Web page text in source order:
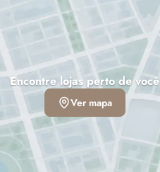
Encontre lojas perto de você
Ver mapa